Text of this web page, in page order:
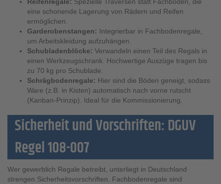
eine schonende Lagerung von Rädern und Reifen
ermöglichen.
Garderobenstangen: Integrierbar in Fachbodenregale,
um Arbeitskleidung aufzuhängen.
Schubladenblöcke: Verwandeln einen Teil des Regals in
einen Werkzeugschrank. Hochwertige Auszüge tragen bis
zu 70 kg pro Schublade.
Schrägbodenregale: Hier sind die Böden geneigt, sodass
Ware (z.B. in Kisten) automatisch nach vorne rutscht
(Kanban-Prinzip). Ideal für die Kommissionierung.
Sicherheit und Vorschriften: DGUV
Regel 108-007
Wer gewerblich Regale betreibt, unterliegt in Deutschland
strengen Sicherheitsvorschriften. Fachbodenregale sind